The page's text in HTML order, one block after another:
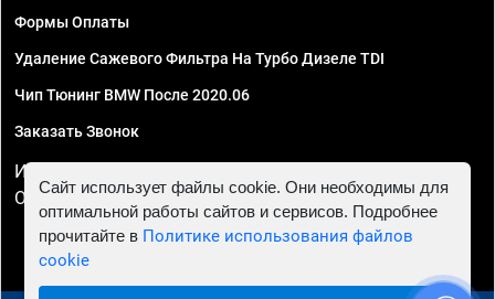
Формы Оплаты
Удаление Сажевого Фильтра На Турбо Дизеле TDI
Чип Тюнинг BMW После 2020.06
Заказать Звонок
ИП Смирнов Георгий Павлович. ИНН 781302555843,
ОГРНИП 324470400032610
Сайт использует файлы cookie. Они необходимы для
оптимальной работы сайтов и сервисов. Подробнее
прочитайте в Политике использования файлов
cookie